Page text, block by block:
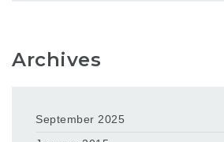
Archives
September 2025